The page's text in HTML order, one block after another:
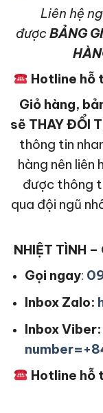
Liên hệ
được BẢNG
Hotline hỗ
Giỏ hàng,
sẽ THAY ĐỔI
thông tin
hàng nên liên
được thông
qua đội ngũ
NHIỆT TÌNH –
Gọi ngay:
Inbox Zalo:
Inbox Viber:
Hotline hỗ